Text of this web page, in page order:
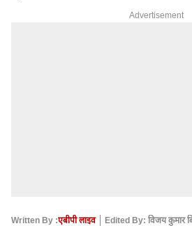
Advertisement
Written By :एबीपी लाइव
Edited By: विजय कुमार